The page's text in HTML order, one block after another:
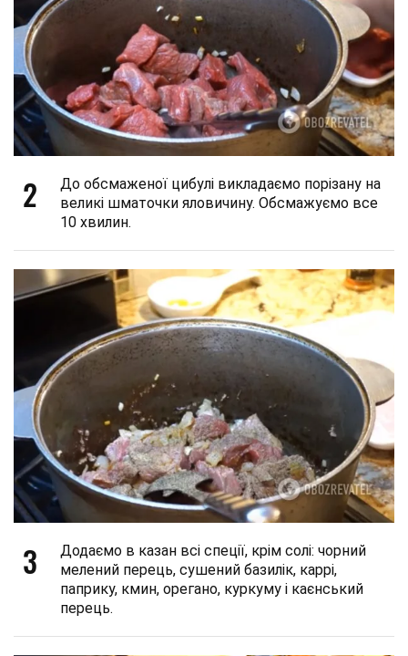
2
До обсмаженої цибулі викладаємо порізану на
великі шматочки яловичину. Обсмажуємо все
10 хвилин.
3
Додаємо в казан всі спеції, крім солі: чорний
мелений перець, сушений базилік, каррі,
паприку, кмин, орегано, куркуму і каєнський
перець.